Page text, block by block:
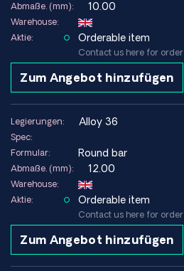
Abmaße. (mm): 10.00
Warehouse:
Aktie:
Orderable item
Contact us here for order
Zum Angebot hinzufügen
Legierungen: alloy 36
Spec:
Formular:
Round bar
Abmaße. (mm): 12.00
Warehouse:
Aktie:
Orderable item
Contact us here for order
Zum Angebot hinzufügen